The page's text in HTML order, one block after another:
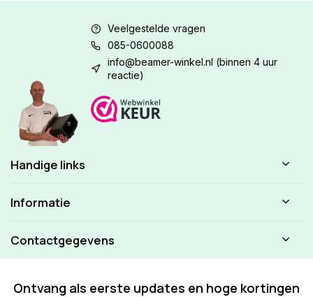
Veelgestelde vragen
085-0600088
info@beamer-winkel.nl (binnen 4 uur
reactie)
Handige links
Informatie
Contactgegevens
Ontvang als eerste updates en hoge kortingen